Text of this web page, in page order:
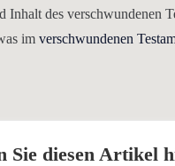
Inhalt des verschwundenen
im verschwundenen
Sie diesen Artikel